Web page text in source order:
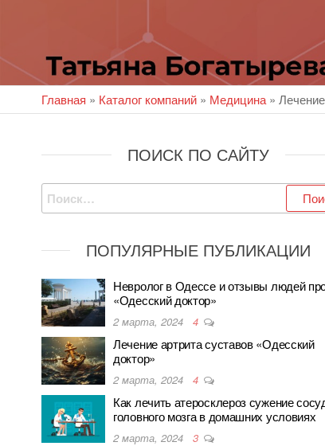
Главная » Каталог компаний » Медицина »
ПОИСК ПО САЙТУ
Найти:
ПОПУЛЯРНЫЕ ПУБЛИКАЦИИ
Невролог в Одессе и отзывы людей
«Одесский доктор»
2 марта, 2024 4
Лечение артрита суставов «Одесский
доктор»
2 марта, 2024 4
Как лечить атеросклероз сужение
головного мозга в домашних условиях
2 марта, 2024 3